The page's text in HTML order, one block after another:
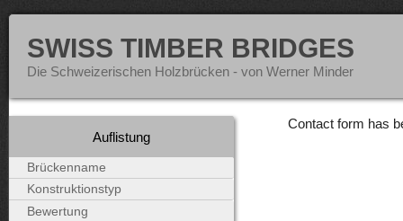
SWISS TIMBER BRIDGES
Die Schweizerischen Holzbrücken - von Werner Minder
Contact form has
Auflistung
Brückenname
Konstruktionstyp
Bewertung